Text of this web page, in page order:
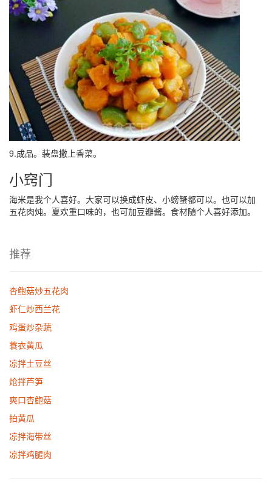
9.成品。装盘撒上香菜。
小窍门
海米是我个人喜好。大家可以换成虾皮、小螃蟹都可以。也可以加
五花肉炖。夏欢重口味的，也可加豆瓣酱。食材随个人喜好添加。
推荐
杏鲍菇炒五花肉
虾仁炒西兰花
鸡蛋炒杂蔬
蓑衣黄瓜
凉拌土豆丝
炝拌芦笋
爽口杏鲍菇
拍黄瓜
凉拌海带丝
凉拌鸡腿肉